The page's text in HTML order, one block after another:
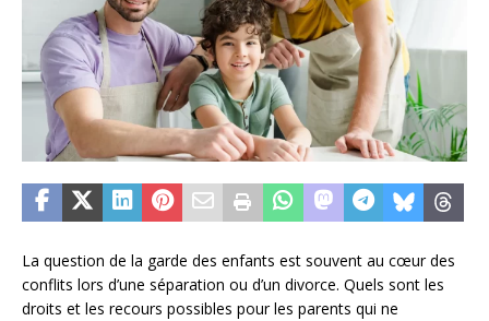
La question de la garde des enfants est souvent au cœur des
conflits lors d’une séparation ou d’un divorce. Quels sont les
droits et les recours possibles pour les parents qui ne